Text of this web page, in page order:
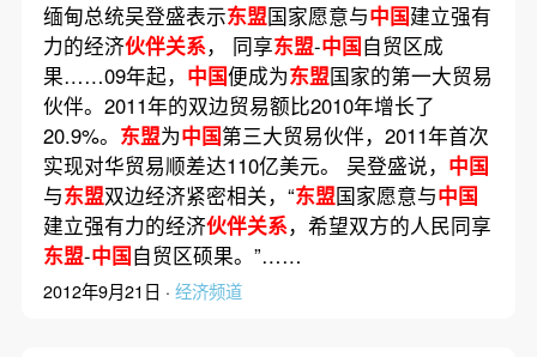
缅甸总统吴登盛表示东盟国家愿意与中国建立强有
力的经济伙伴关系， 同享东盟-中国自贸区成
果……09年起， 中国便成为东盟国家的第一大贸易
伙伴。2011年的双边贸易额比2010年增长了
20.9%。 东盟为中国第三大贸易伙伴，2011年首次
实现对华贸易顺差达110亿美元。 吴登盛说， 中国
与东盟双边经济紧密相关，“东盟国家愿意与中国
建立强有力的经济伙伴关系，希望双方的人民同享
东盟-中国自贸区硕果。”……
2012年9月21日 · 经济频道